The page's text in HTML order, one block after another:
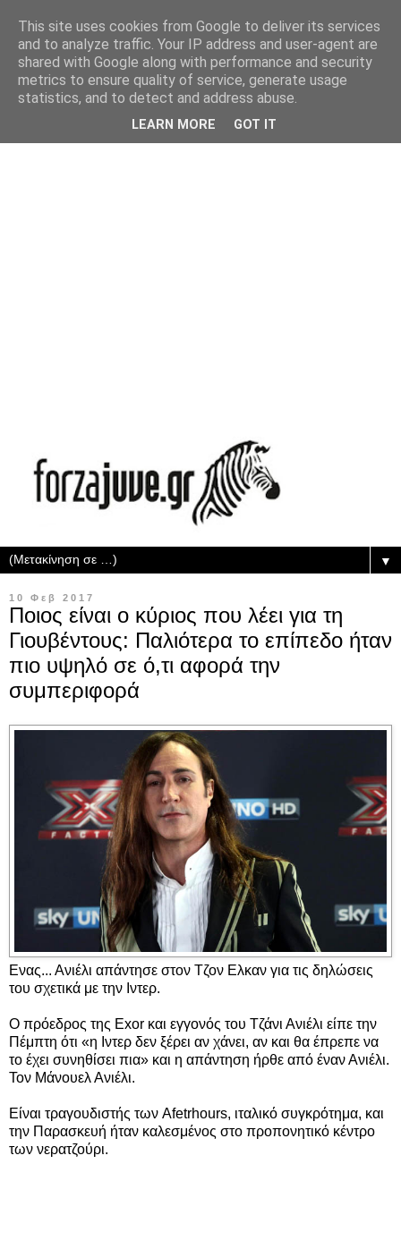
▼
10 Φεβ 2017
Ποιος είναι ο κύριος που λέει για τη
Γιουβέντους: Παλιότερα το επίπεδο ήταν
πιο υψηλό σε ό,τι αφορά την
συμπεριφορά
Ενας... Ανιέλι απάντησε στον Τζον Ελκαν για τις δηλώσεις
του σχετικά με την Ιντερ.
Ο πρόεδρος της Exor και εγγονός του Τζάνι Ανιέλι είπε την
Πέμπτη ότι «η Ιντερ δεν ξέρει αν χάνει, αν και θα έπρεπε να
το έχει συνηθίσει πια» και η απάντηση ήρθε από έναν Ανιέλι.
Τον Μάνουελ Ανιέλι.
Είναι τραγουδιστής των Afetrhours, ιταλικό συγκρότημα, και
την Παρασκευή ήταν καλεσμένος στο προπονητικό κέντρο
των νερατζούρι.
This site uses cookies from Google to deliver its services
and to analyze traffic. Your IP address and user-agent are
shared with Google along with performance and security
metrics to ensure quality of service, generate usage
statistics, and to detect and address abuse.
LEARN MORE GOT IT